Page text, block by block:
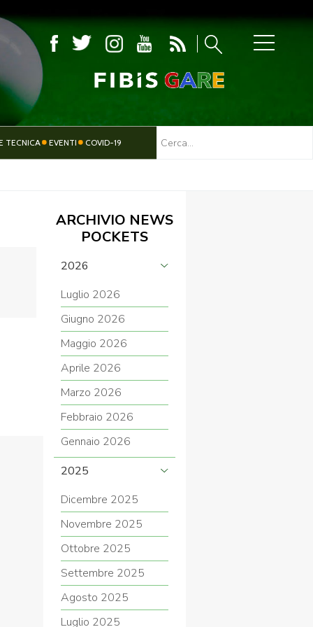
COVID-19
Link Federazione Trasparente
TECNICA EVENTI COVID-19
ARCHIVIO NEWS
POCKETS
2026
Luglio 2026
Giugno 2026
Maggio 2026
Aprile 2026
Marzo 2026
Febbraio 2026
Gennaio 2026
2025
Dicembre 2025
Novembre 2025
Ottobre 2025
Settembre 2025
Agosto 2025
Luglio 2025